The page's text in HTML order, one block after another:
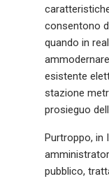
consentono
quando in
esistente
stazione
prosieguo
Purtroppo, in
pubblico,